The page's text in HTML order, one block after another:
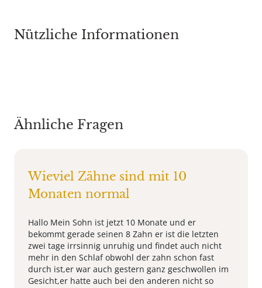
Nützliche Informationen
Ähnliche Fragen
Wieviel Zähne sind mit 10
Monaten normal
Hallo Mein Sohn ist jetzt 10 Monate und er
bekommt gerade seinen 8 Zahn er ist die letzten
zwei tage irrsinnig unruhig und findet auch nicht
mehr in den Schlaf obwohl der zahn schon fast
durch ist,er war auch gestern ganz geschwollen im
Gesicht,er hatte auch bei den anderen nicht so